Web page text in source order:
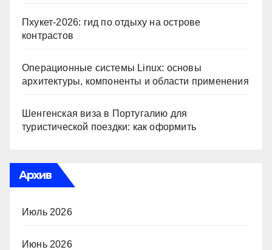
Пхукет-2026: гид по отдыху на острове
контрастов
Операционные системы Linux: основы
архитектуры, компоненты и области применения
Шенгенская виза в Португалию для
туристической поездки: как оформить
Архив
Июль 2026
Июнь 2026